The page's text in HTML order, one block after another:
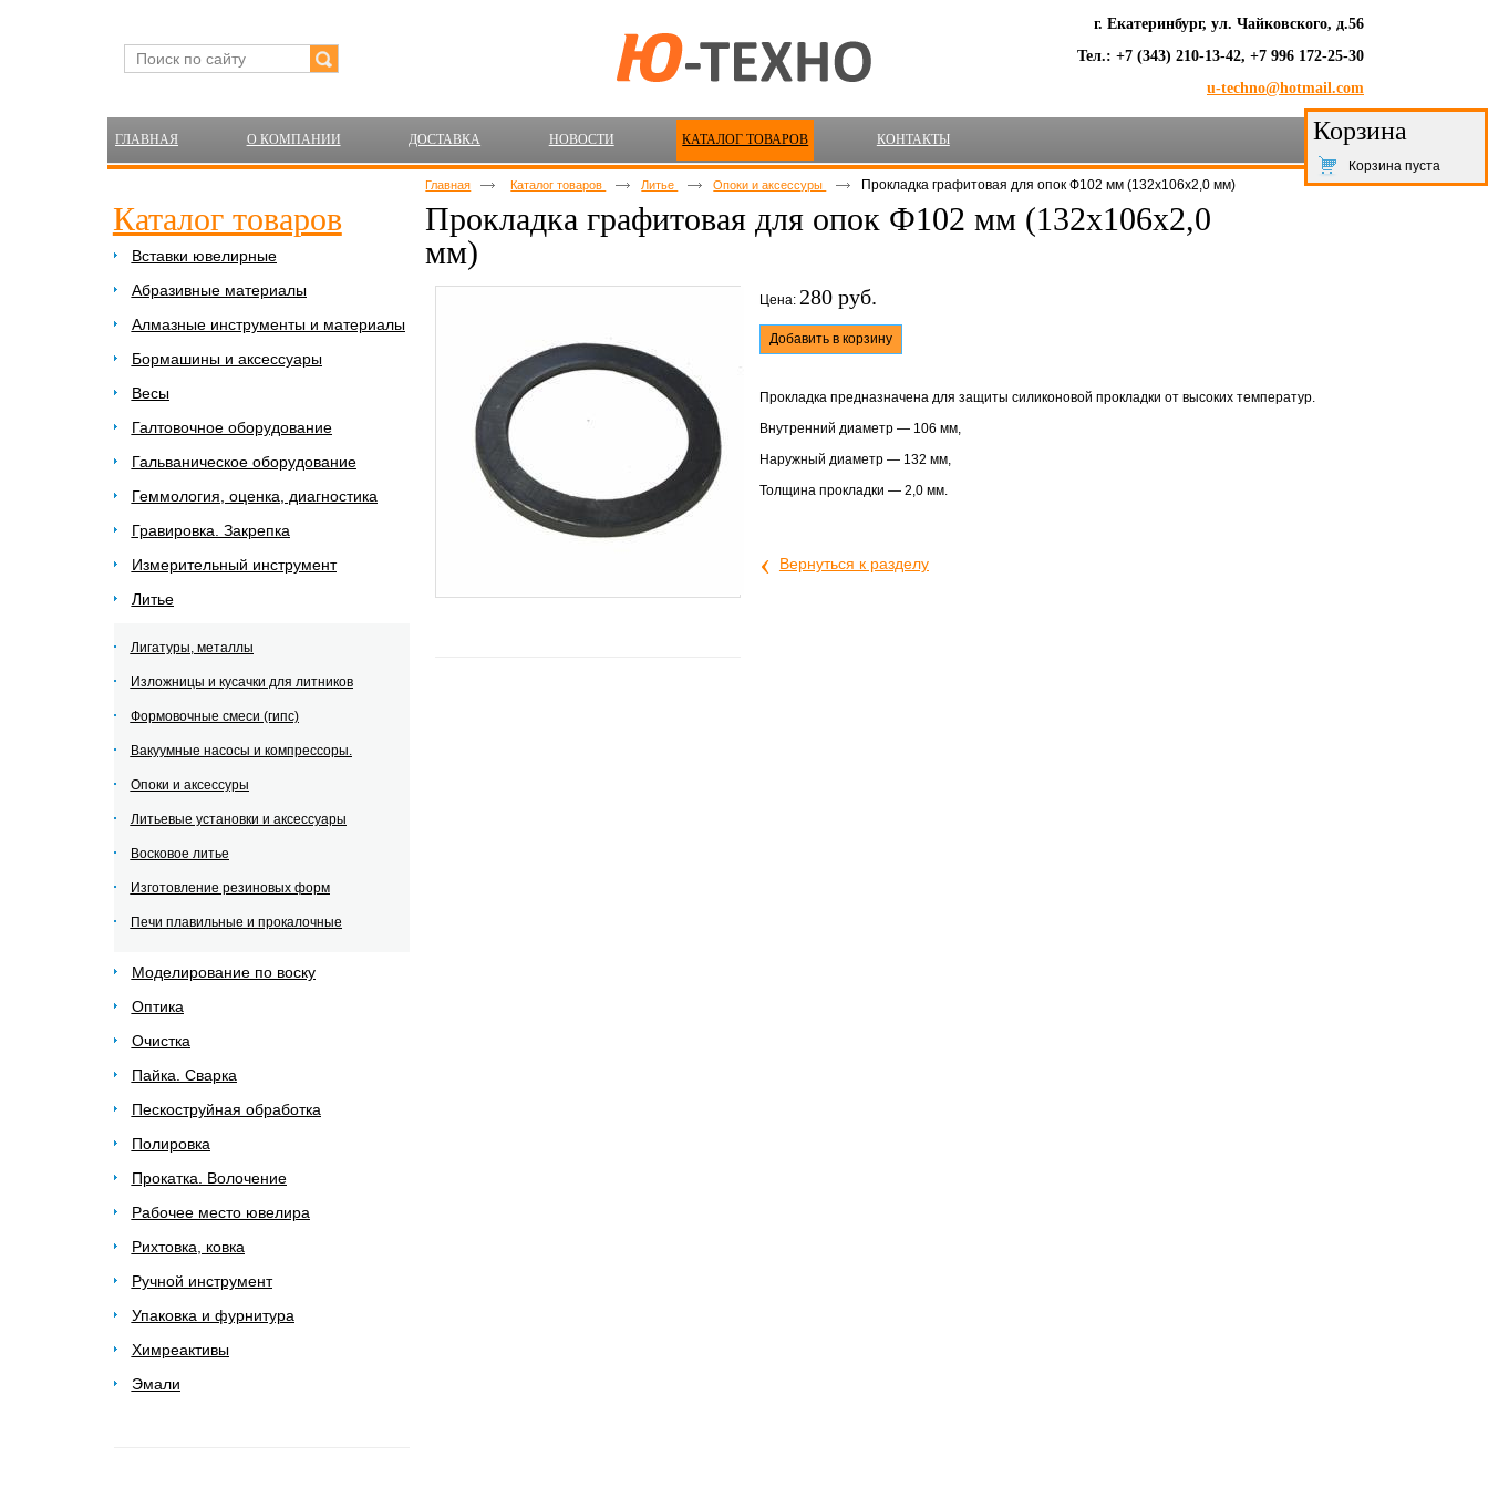
г. Екатеринбург, ул. Чайковского, д.56
Тел.: +7 (343) 210-13-42, +7 996 172-25-30
u-techno@hotmail.com
ГЛАВНАЯ О КОМПАНИИ ДОСТАВКА НОВОСТИ КАТАЛОГ ТОВАРОВ КОНТАКТЫ
Каталог товаров
Вставки ювелирные
Абразивные материалы
Алмазные инструменты и материалы
Бормашины и аксессуары
Весы
Галтовочное оборудование
Гальваническое оборудование
Геммология, оценка, диагностика
Гравировка. Закрепка
Измерительный инструмент
Литье
Лигатуры, металлы
Изложницы и кусачки для литников
Формовочные смеси (гипс)
Вакуумные насосы и компрессоры.
Опоки и аксессуры
Литьевые установки и аксессуары
Восковое литье
Изготовление резиновых форм
Печи плавильные и прокалочные
Моделирование по воску
Оптика
Очистка
Пайка. Сварка
Пескоструйная обработка
Полировка
Прокатка. Волочение
Рабочее место ювелира
Рихтовка, ковка
Ручной инструмент
Упаковка и фурнитура
Химреактивы
Эмали
Корзина
Корзина пуста
Главная Каталог товаров Литье Опоки и аксессуры Прокладка графитовая для опок Ф102 мм (132х106х2,0 мм)
Прокладка графитовая для опок Ф102 мм (132х106х2,0
мм)
Цена: 280 руб.
Добавить в корзину
Прокладка предназначена для защиты силиконовой прокладки от высоких температур.
Внутренний диаметр — 106 мм,
Наружный диаметр — 132 мм,
Толщина прокладки — 2,0 мм.
‹ Вернуться к разделу